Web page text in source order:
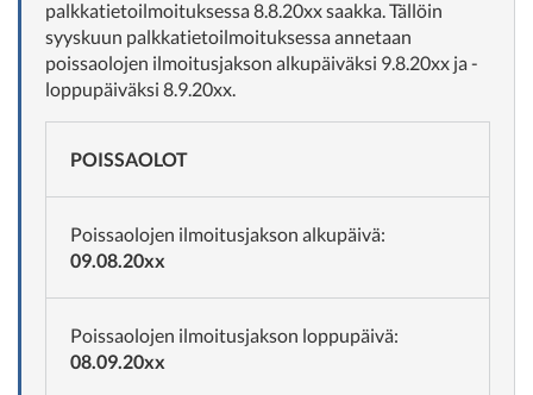
palkkatietoilmoituksessa 8.8.20xx saakka. Tällöin
syyskuun palkkatietoilmoituksessa annetaan
poissaolojen ilmoitusjakson alkupäiväksi 9.8.20xx ja -
loppupäiväksi 8.9.20xx.
POISSAOLOT
Poissaolojen ilmoitusjakson alkupäivä:
09.08.20xx
Poissaolojen ilmoitusjakson loppupäivä:
08.09.20xx